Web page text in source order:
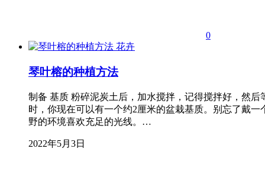
0
花卉
琴叶榕的种植方法
制备 基质 粉碎泥炭土后，加水搅拌，记得搅拌好，然
时，你现在可以有一个约2厘米的盆栽基质。别忘了戴
野的环境喜欢充足的光线。…
2022年5月3日